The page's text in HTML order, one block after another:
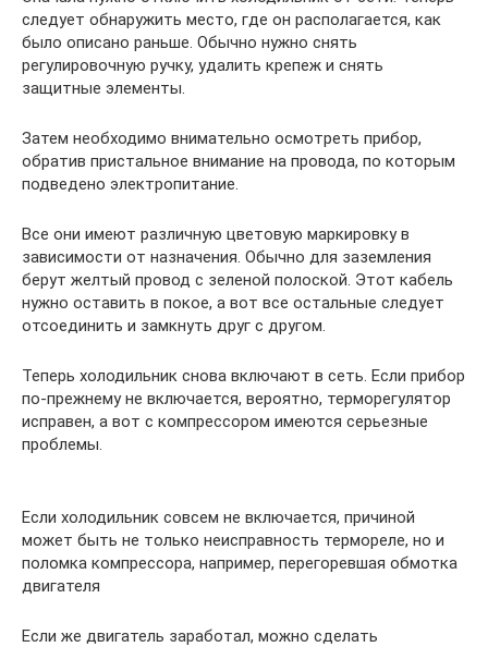
следует обнаружить место, где он располагается, как
было описано раньше. Обычно нужно снять
регулировочную ручку, удалить крепеж и снять
защитные элементы.
Затем необходимо внимательно осмотреть прибор,
обратив пристальное внимание на провода, по которым
подведено электропитание.
Все они имеют различную цветовую маркировку в
зависимости от назначения. Обычно для заземления
берут желтый провод с зеленой полоской. Этот кабель
нужно оставить в покое, а вот все остальные следует
отсоединить и замкнуть друг с другом.
Теперь холодильник снова включают в сеть. Если прибор
по-прежнему не включается, вероятно, терморегулятор
исправен, а вот с компрессором имеются серьезные
проблемы.
Если холодильник совсем не включается, причиной
может быть не только неисправность термореле, но и
поломка компрессора, например, перегоревшая обмотка
двигателя
Если же двигатель заработал, можно сделать